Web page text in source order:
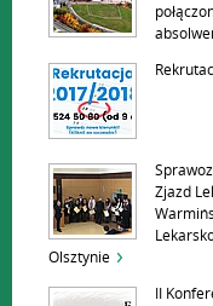
Zjazd
Olsztynie
II